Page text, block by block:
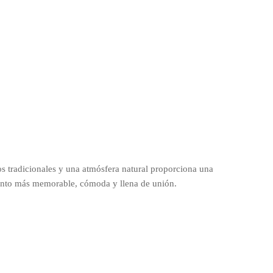
tradicionales y una atmósfera natural proporciona una
más memorable, cómoda y llena de unión.